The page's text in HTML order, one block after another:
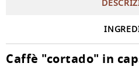
Caffè "cortado" in